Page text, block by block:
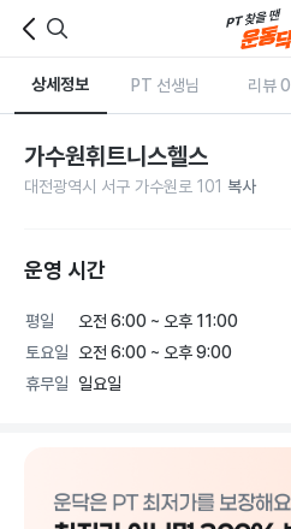
상세정보 PT 선생님 리뷰 0
가수원휘트니스헬스
대전광역시 서구 가수원로 101 복사
운영 시간
평일
오전 6:00 ~ 오후 11:00
토요일
오전 6:00 ~ 오후 9:00
휴무일
일요일